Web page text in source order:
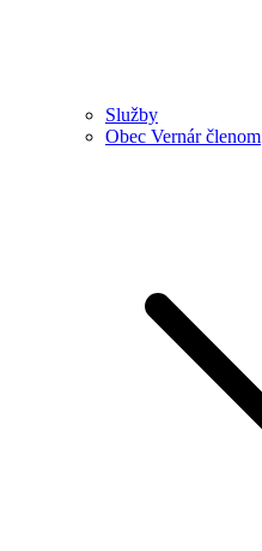
Služby
Obec Vernár členom